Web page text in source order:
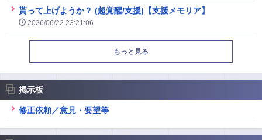
貰って上げようか？ (超覚醒/支援)【支援メモリア】
2026/06/22 23:21:06
もっと見る
掲示板
修正依頼／意見・要望等